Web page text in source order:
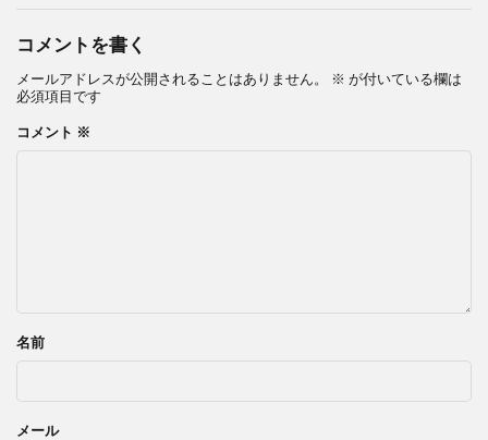
コメントを書く
メールアドレスが公開されることはありません。 ※ が付いている欄は
必須項目です
コメント ※
名前
メール